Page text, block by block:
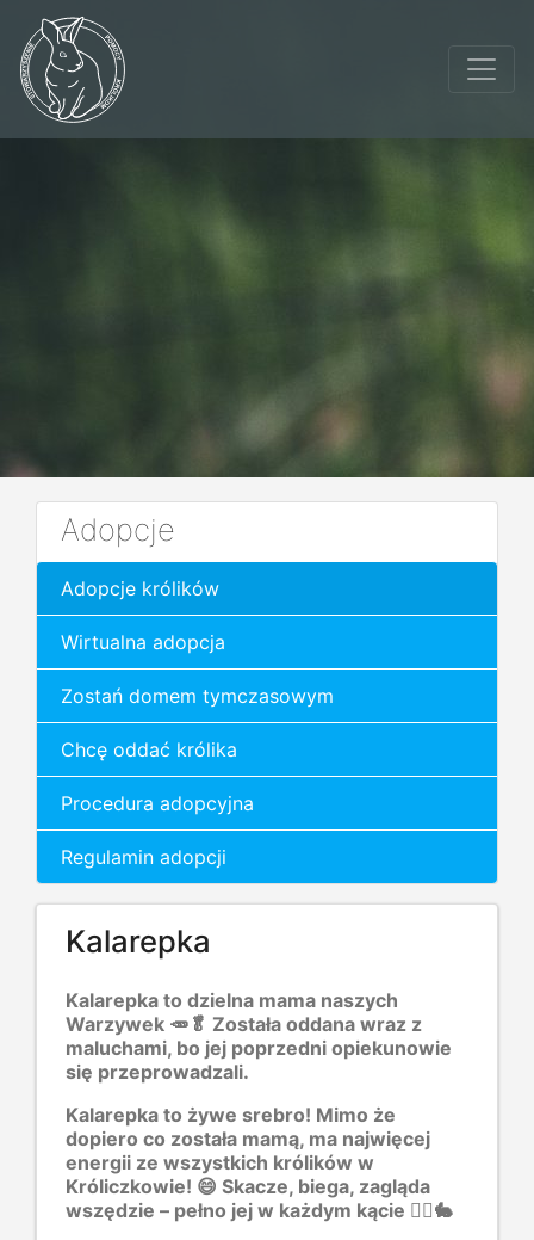
Adopcje
Adopcje królików
Wirtualna adopcja
Zostań domem tymczasowym
Chcę oddać królika
Procedura adopcyjna
Regulamin adopcji
Kalarepka
Kalarepka to dzielna mama naszych
Warzywek 🥕🥬 Została oddana wraz z
maluchami, bo jej poprzedni opiekunowie
się przeprowadzali.
Kalarepka to żywe srebro! Mimo że
dopiero co została mamą, ma najwięcej
energii ze wszystkich królików w
Króliczkowie! 😄 Skacze, biega, zagląda
wszędzie – pełno jej w każdym kącie 🏃‍♀️🐇